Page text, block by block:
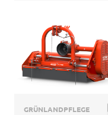
GRÜNLANDPFLEGE